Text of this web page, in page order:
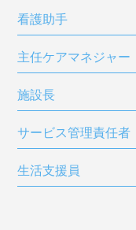
看護助手
主任ケアマネジャー
施設長
サービス管理責任者
生活支援員